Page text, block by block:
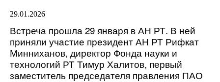
29.01.2026
Встреча прошла 29 января в АН РТ. В ней
приняли участие президент АН РТ Рифкат
Минниханов, директор Фонда науки и
технологий РТ Тимур Халитов, первый
заместитель председателя правления ПАО